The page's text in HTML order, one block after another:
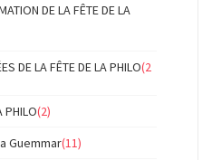
DE LA FÊTE DE LA
DE LA FÊTE DE LA PHILO(2
PHILO(2)
Guemmar(11)